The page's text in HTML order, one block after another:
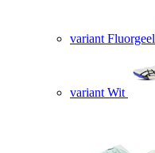
variant Fluorgeel
variant Wit